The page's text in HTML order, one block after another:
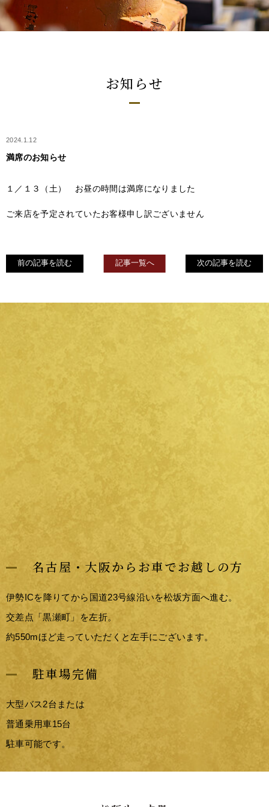
お知らせ
2024.1.12
満席のお知らせ
１／１３（土） お昼の時間は満席になりました
ご来店を予定されていたお客様申し訳ございません
前の記事を読む 記事一覧へ 次の記事を読む
名古屋・大阪からお車でお越しの方
伊勢ICを降りてから国道23号線沿いを松坂方面へ進む。
交差点「黒瀬町」を左折。
約550mほど走っていただくと左手にございます。
駐車場完備
大型バス2台または
普通乗用車15台
駐車可能です。